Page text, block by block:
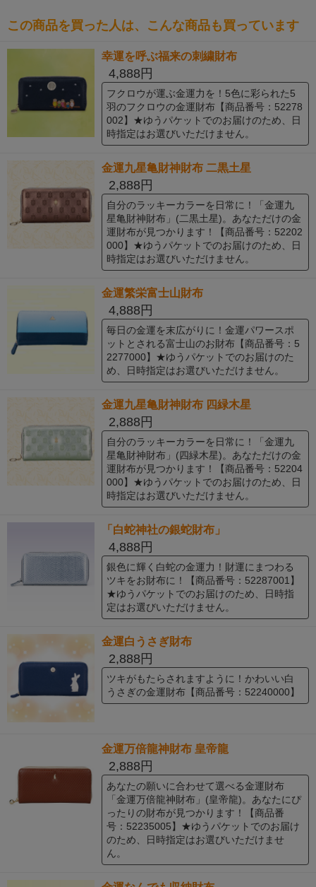
この商品を買った人は、こんな商品も買っています
幸運を呼ぶ福来の刺繍財布
4,888円
フクロウが運ぶ金運力を！5色に彩られた5
羽のフクロウの金運財布【商品番号：52278
002】★ゆうパケットでのお届けのため、日
時指定はお選びいただけません。
金運九星亀財神財布 二黒土星
2,888円
自分のラッキーカラーを日常に！「金運九
星亀財神財布」(二黒土星)。あなただけの金
運財布が見つかります！【商品番号：52202
000】★ゆうパケットでのお届けのため、日
時指定はお選びいただけません。
金運繁栄富士山財布
4,888円
毎日の金運を末広がりに！金運パワースポ
ットとされる富士山のお財布【商品番号：5
2277000】★ゆうパケットでのお届けのた
め、日時指定はお選びいただけません。
金運九星亀財神財布 四緑木星
2,888円
自分のラッキーカラーを日常に！「金運九
星亀財神財布」(四緑木星)。あなただけの金
運財布が見つかります！【商品番号：52204
000】★ゆうパケットでのお届けのため、日
時指定はお選びいただけません。
「白蛇神社の銀蛇財布」
4,888円
銀色に輝く白蛇の金運力！財運にまつわる
ツキをお財布に！【商品番号：52287001】
★ゆうパケットでのお届けのため、日時指
定はお選びいただけません。
金運白うさぎ財布
2,888円
ツキがもたらされますように！かわいい白
うさぎの金運財布【商品番号：52240000】
金運万倍龍神財布 皇帝龍
2,888円
あなたの願いに合わせて選べる金運財布
「金運万倍龍神財布」(皇帝龍)。あなたにぴ
ったりの財布が見つかります！【商品番
号：52235005】★ゆうパケットでのお届け
のため、日時指定はお選びいただけませ
ん。